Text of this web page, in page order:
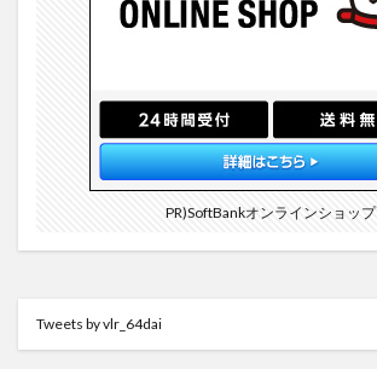
PR)SoftBankオンラインショップ
Tweets by vlr_64dai